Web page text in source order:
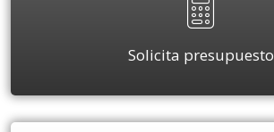
Solicita presupuesto